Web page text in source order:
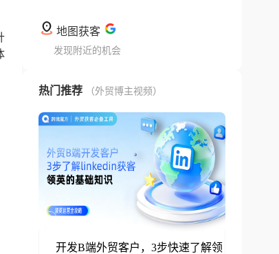
地图获客
发现附近的机会
热门推荐 （外贸博主视频）
开发B端外贸客户，3步快速了解领